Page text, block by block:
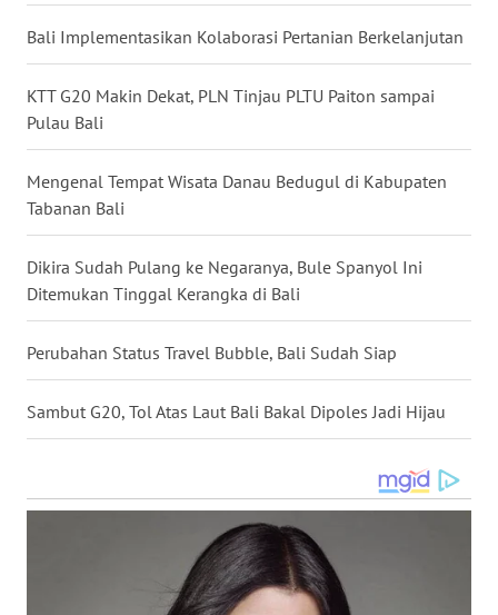
Bali Implementasikan Kolaborasi Pertanian Berkelanjutan
KTT G20 Makin Dekat, PLN Tinjau PLTU Paiton sampai
Pulau Bali
Mengenal Tempat Wisata Danau Bedugul di Kabupaten
Tabanan Bali
Dikira Sudah Pulang ke Negaranya, Bule Spanyol Ini
Ditemukan Tinggal Kerangka di Bali
Perubahan Status Travel Bubble, Bali Sudah Siap
Sambut G20, Tol Atas Laut Bali Bakal Dipoles Jadi Hijau
WN
WN
WN
JATIM
WN
BALI
WN
KALBAR